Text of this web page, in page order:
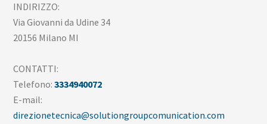
INDIRIZZO:
Via Giovanni da Udine 34
20156 Milano MI
CONTATTI:
Telefono:3334940072
E-mail:
direzionetecnica@solutiongroupcomunication.com